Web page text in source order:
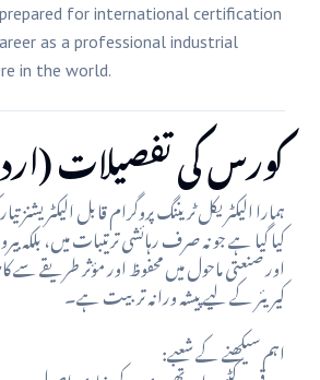
for international certification
as a professional industrial
in the world.
کورس کی تفصیلات
ہمارا الیکٹریکل ٹریننگ پروگرام قابل
کیا گیا ہے جو نہ صرف رہائشی ترتیبات میں، بلکہ
اور صنعتی ماحول میں محفوظ اور مؤثر طریقے سے
کیریئر کے لیے پیشہ ورانہ تربیت ہے۔
اہم سیکھنے کے شعبے: